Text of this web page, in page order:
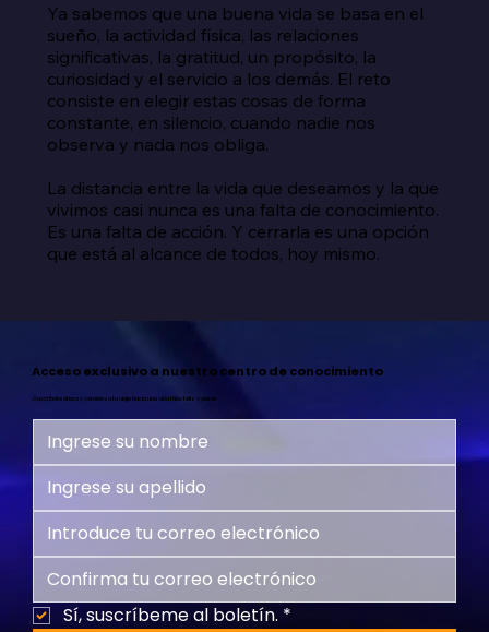
Ya sabemos que una buena vida se basa en el
sueño, la actividad física, las relaciones
significativas, la gratitud, un propósito, la
curiosidad y el servicio a los demás. El reto
consiste en elegir estas cosas de forma
constante, en silencio, cuando nadie nos
observa y nada nos obliga.
La distancia entre la vida que deseamos y la que
vivimos casi nunca es una falta de conocimiento.
Es una falta de acción. Y cerrarla es una opción
que está al alcance de todos, hoy mismo.
Acceso exclusivo a nuestro centro de conocimiento
¡Suscríbete ahora y comienza tu viaje hacia una vida más feliz y plena!
Sí, suscríbeme al boletín. *